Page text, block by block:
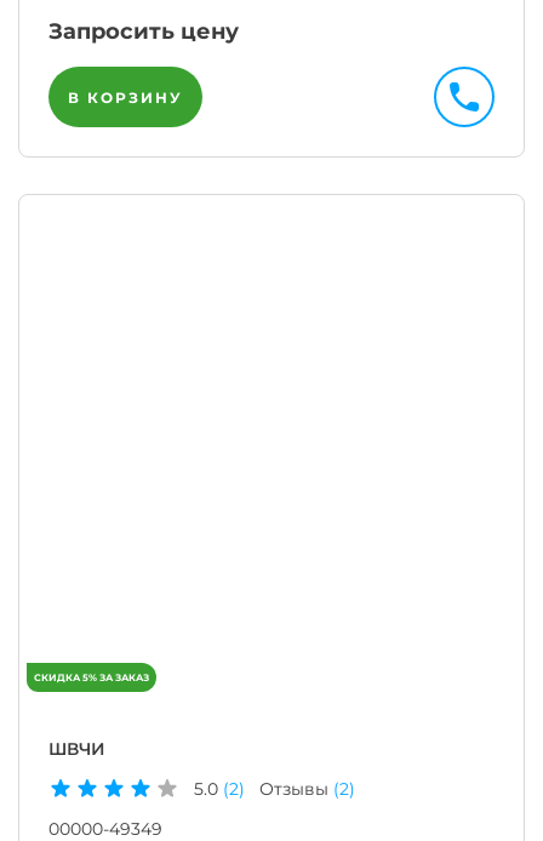
Запросить цену
В КОРЗИНУ
ШВЧИ
5.0 (2) Отзывы (2)
00000-49349